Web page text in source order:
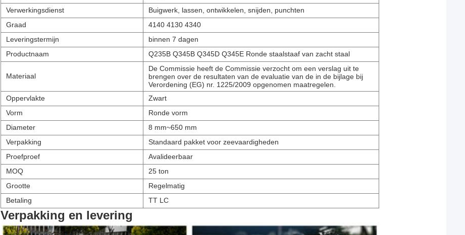
Verwerkingsdienst
Buigwerk, lassen, ontwikkelen, snijden, punchten
Graad
4140 4130 4340
Leveringstermijn
binnen 7 dagen
Productnaam
Q235B Q345B Q345D Q345E Ronde staalstaaf van zacht staal
Materiaal
De Commissie heeft de Commissie verzocht om een verslag uit te
brengen over de resultaten van de evaluatie van de in de bijlage bij
Verordening (EG) nr. 1225/2009 opgenomen maatregelen.
Oppervlakte
Zwart
Vorm
Ronde vorm
Diameter
8 mm~650 mm
Verpakking
Standaard pakket voor zeevaardigheden
Proefproef
Avalideerbaar
MOQ
25 ton
Grootte
Regelmatig
Betaling
TT LC
Verpakking en levering